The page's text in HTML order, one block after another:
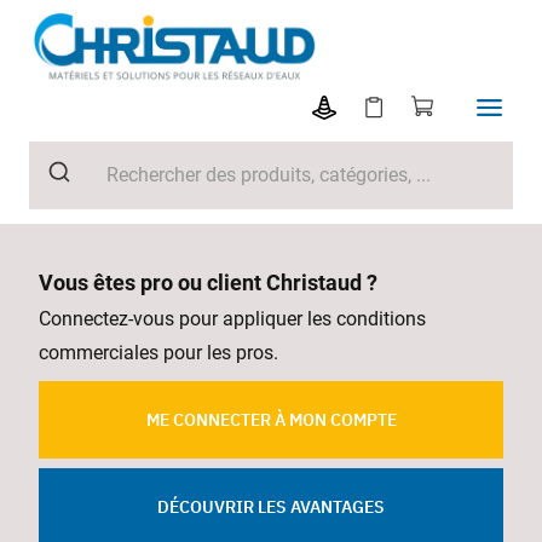
Vous êtes pro ou client Christaud ?
Connectez-vous pour appliquer les conditions
commerciales pour les pros.
ME CONNECTER À MON COMPTE
DÉCOUVRIR LES AVANTAGES